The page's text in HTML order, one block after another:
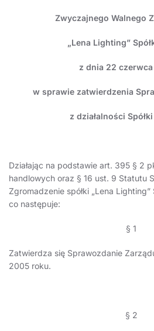
Zwyczajnego Walnego
„Lena Lighting”
z dnia 22
w sprawie zatwierdzenia
z działalności
Działając na podstawie art. 395 § 2
handlowych oraz § 16 ust. 9 Statutu
Zgromadzenie spółki „Lena
co następuje:
§ 1
Zatwierdza się Sprawozdanie
2005 roku.
§ 2